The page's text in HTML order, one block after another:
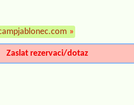
»
Zaslat rezervaci/dotaz